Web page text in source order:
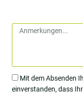
Mit dem Absenden
einverstanden, dass